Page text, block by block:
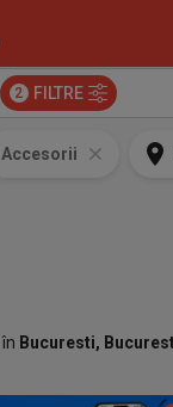
2 FILTRE
Accesorii
în Bucuresti,